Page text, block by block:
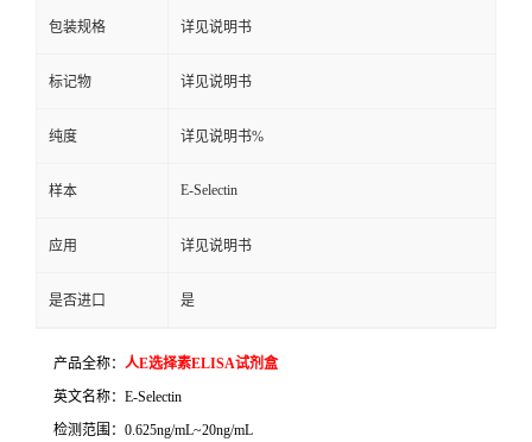
包装规格 详见说明书
标记物 详见说明书
纯度 详见说明书%
样本 E-Selectin
应用 详见说明书
是否进口 是
产品全称： 人E选择素ELISA试剂盒
英文名称： E-Selectin
检测范围： 0.625ng/mL~20ng/mL